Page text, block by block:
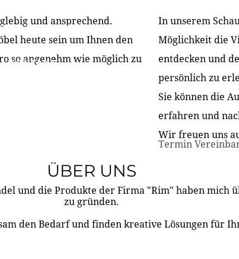
ÜBER UNS PARTNER & REFERENZEN
KONTAKT
und ansprechend.
heute sein um Ihnen den
so angenehm wie möglich zu
In unserem
Möglichkeit die
entdecken und
persönlich zu
Sie können die
erfahren und
Wir freuen uns
Termin
ÜBER UNS
und die Produkte der Firma "Rim" haben mich
zu gründen.
den Bedarf und finden kreative Lösungen für